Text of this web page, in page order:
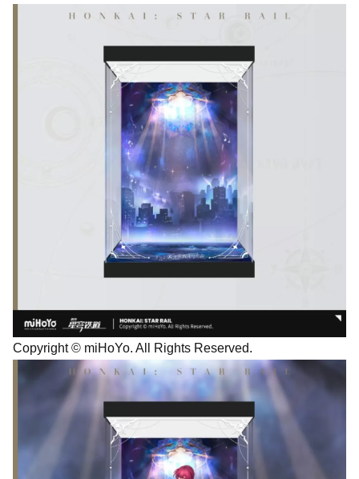
Copyright © miHoYo. All Rights Reserved.